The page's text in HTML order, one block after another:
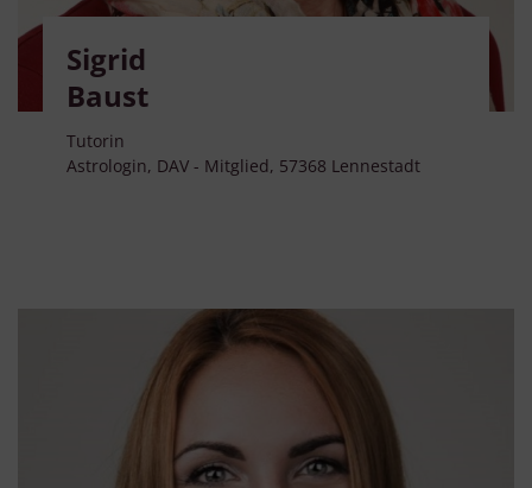
Sigrid
Baust
Tutorin
Astrologin, DAV - Mitglied, 57368 Lennestadt